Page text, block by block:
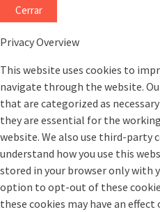
Cerrar
Privacy Overview
This website uses cookies to
navigate through the website.
that are categorized as
they are essential for the
website. We also use third-party
understand how you use this
stored in your browser only with
option to opt-out of these
these cookies may have an